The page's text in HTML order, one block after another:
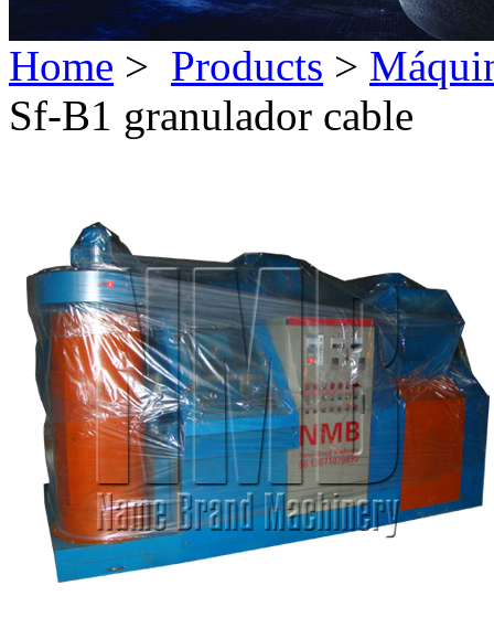
Home > Products >
Sf-B1 granulador cable